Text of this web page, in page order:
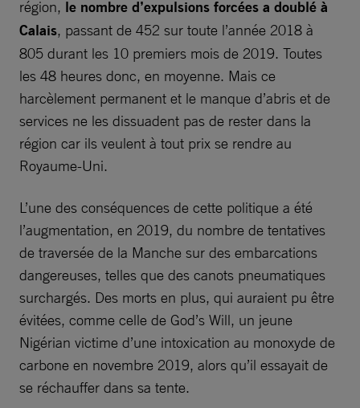
région, le nombre d’expulsions forcées a doublé à
Calais, passant de 452 sur toute l’année 2018 à
805 durant les 10 premiers mois de 2019. Toutes
les 48 heures donc, en moyenne. Mais ce
harcèlement permanent et le manque d’abris et de
services ne les dissuadent pas de rester dans la
région car ils veulent à tout prix se rendre au
Royaume-Uni.
L’une des conséquences de cette politique a été
l’augmentation, en 2019, du nombre de tentatives
de traversée de la Manche sur des embarcations
dangereuses, telles que des canots pneumatiques
surchargés. Des morts en plus, qui auraient pu être
évitées, comme celle de God’s Will, un jeune
Nigérian victime d’une intoxication au monoxyde de
carbone en novembre 2019, alors qu’il essayait de
se réchauffer dans sa tente.